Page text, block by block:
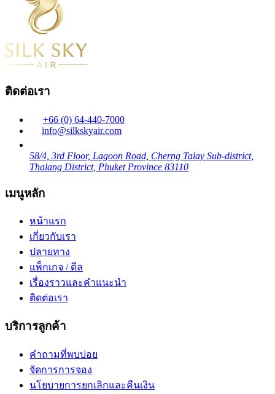
ติดต่อเรา
+66 (0) 64-440-7000
info@silkskyair.com
58/4, 3rd Floor, Lagoon Road, Cherng Talay Sub-district,
Thalang District, Phuket Province 83110
เมนูหลัก
หน้าแรก
เกี่ยวกับเรา
ปลายทาง
แพ็กเกจ / ดีล
เรื่องราวและคำแนะนำ
ติดต่อเรา
บริการลูกค้า
คำถามที่พบบ่อย
จัดการการจอง
นโยบายการยกเลิกและคืนเงิน